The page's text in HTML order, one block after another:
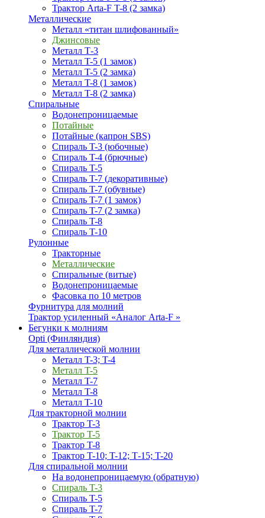
Трактор Arta-F T-8 (2 замка)
Металлические
Металл «титан шлифованный»
Джинсовые
Металл Т-3
Металл T-5 (1 замок)
Металл T-5 (2 замка)
Металл T-8 (1 замок)
Металл T-8 (2 замка)
Спиральные
Водонепроницаемые
Потайные
Потайные (капрон SBS)
Спираль T-3 (юбочные)
Спираль T-4 (брючные)
Спираль T-5
Спираль T-7 (декоративные)
Спираль T-7 (обувные)
Спираль T-7 (1 замок)
Спираль T-7 (2 замка)
Спираль T-8
Спираль T-10
Рулонные
Тракторные
Металлические
Спиральные (витые)
Водонепроницаемые
Фасовка по 10 метров
Фурнитура для молний
Трактор усиленный «Аналог Arta-F »
Бегунки к молниям
Opti (Финляндия)
Для металлической молнии
Металл T-3; T-4
Металл T-5
Металл T-7
Металл T-8
Металл T-10
Для тракторной молнии
Трактор T-3
Трактор T-5
Трактор T-8
Трактор T-10; T-12; Т-15; T-20
Для спиральной молнии
На водонепроницаемую (обратную)
Спираль T-3
Спираль T-5
Спираль T-7